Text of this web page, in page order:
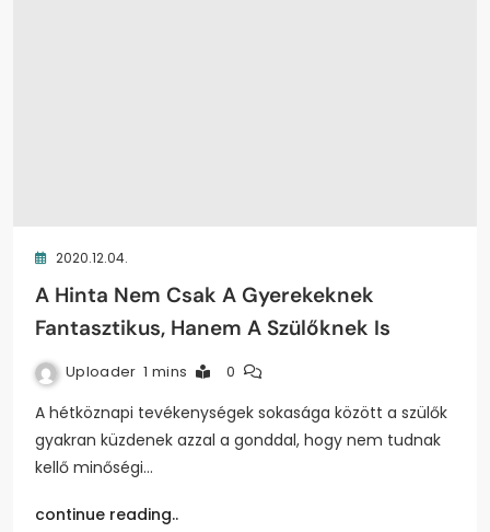
2020.12.04.
A Hinta Nem Csak A Gyerekeknek
Fantasztikus, Hanem A Szülőknek Is
Uploader 1 mins 0
A hétköznapi tevékenységek sokasága között a szülők
gyakran küzdenek azzal a gonddal, hogy nem tudnak
kellő minőségi…
continue reading..